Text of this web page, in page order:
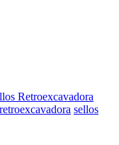
Retroexcavadora
retroexcavadora sellos